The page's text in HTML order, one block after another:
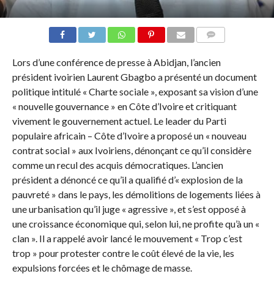
Lors d’une conférence de presse à Abidjan, l’ancien
président ivoirien Laurent Gbagbo a présenté un document
politique intitulé « Charte sociale », exposant sa vision d’une
« nouvelle gouvernance » en Côte d’Ivoire et critiquant
vivement le gouvernement actuel. Le leader du Parti
populaire africain – Côte d’Ivoire a proposé un « nouveau
contrat social » aux Ivoiriens, dénonçant ce qu’il considère
comme un recul des acquis démocratiques. L’ancien
président a dénoncé ce qu’il a qualifié d’« explosion de la
pauvreté » dans le pays, les démolitions de logements liées à
une urbanisation qu’il juge « agressive », et s’est opposé à
une croissance économique qui, selon lui, ne profite qu’à un «
clan ». Il a rappelé avoir lancé le mouvement « Trop c’est
trop » pour protester contre le coût élevé de la vie, les
expulsions forcées et le chômage de masse.